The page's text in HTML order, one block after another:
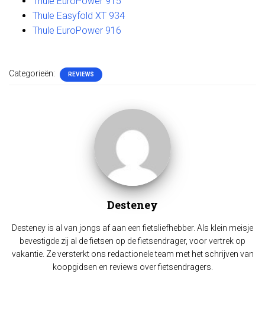
Thule Easyfold XT 934
Thule EuroPower 916
Categorieën: REVIEWS
Desteney
Desteney is al van jongs af aan een fietsliefhebber. Als klein meisje
bevestigde zij al de fietsen op de fietsendrager, voor vertrek op
vakantie. Ze versterkt ons redactionele team met het schrijven van
koopgidsen en reviews over fietsendragers.